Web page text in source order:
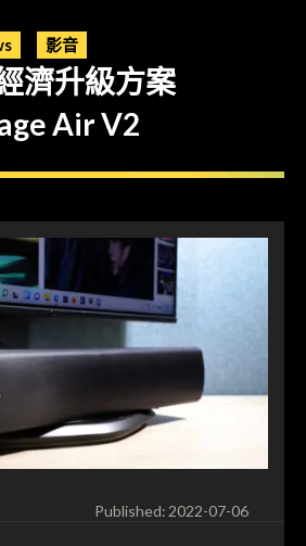
影音
濟升級方案
Air V2
Published: 2022-07-06